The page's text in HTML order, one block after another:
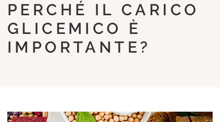
PERCHÉ IL CARICO
GLICEMICO È
IMPORTANTE?